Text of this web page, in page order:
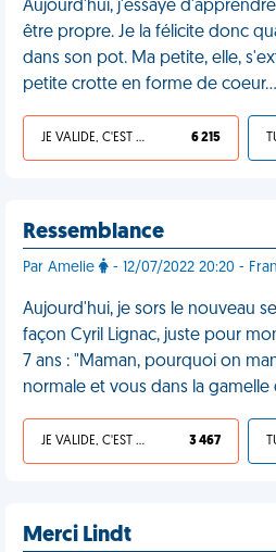
Aujourd'hui, j'essaye
être propre. Je la félicite donc
dans son pot. Ma petite, elle,
petite crotte en forme de
JE VALIDE, C'EST UNE VDM 6 215
Ressemblance
Par Amelie - 12/07/2022 20:20 -
Aujourd'hui, je sors le nouveau
façon Cyril Lignac, juste pour
7 ans : "Maman, pourquoi on
normale et vous dans la gamelle
JE VALIDE, C'EST UNE VDM 3 467
Merci Lindt